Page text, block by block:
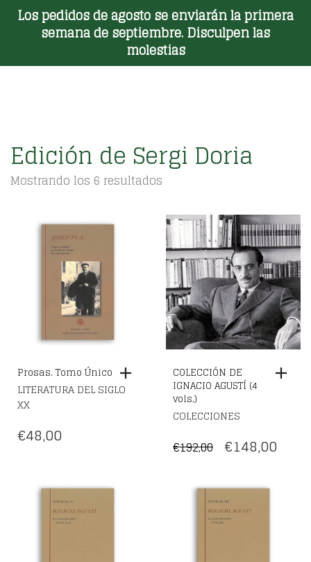
Los pedidos de agosto se enviarán la primera
semana de septiembre. Disculpen las
molestias
Toggle Menu
Edición de Sergi Doria
Mostrando los 6 resultados
últimos
Prosas. Tomo Único
LITERATURA DEL SIGLO
XX
€48,00
COLECCIÓN DE
IGNACIO AGUSTÍ (4
vols.)
COLECCIONES
€192,00 EL
ORIGINAL
ERA:
€192,00.
€148,00